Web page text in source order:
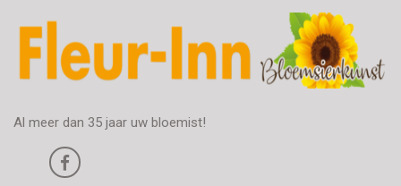
Al meer dan 35 jaar uw bloemist!